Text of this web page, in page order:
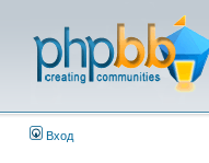
Вход